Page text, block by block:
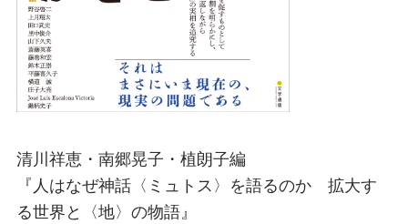
清川祥恵・南郷晃子・植朗子編
『人はなぜ神話〈ミュトス〉を語るのか 拡大す
る世界と〈地〉の物語』